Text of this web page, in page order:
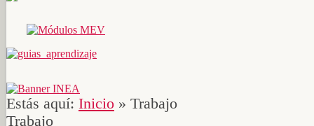
Estás aquí: Inicio » Trabajo
Trabajo